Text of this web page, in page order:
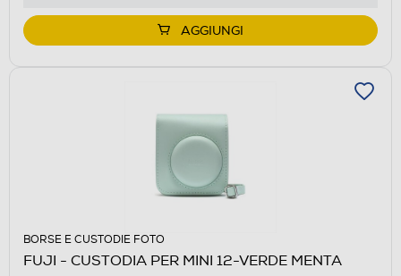
AGGIUNGI
BORSE E CUSTODIE FOTO
FUJI - CUSTODIA PER MINI 12-VERDE MENTA